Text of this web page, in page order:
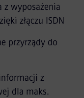
z wyposażenia
złączu ISDN
przyrządy do
z
dla maks.